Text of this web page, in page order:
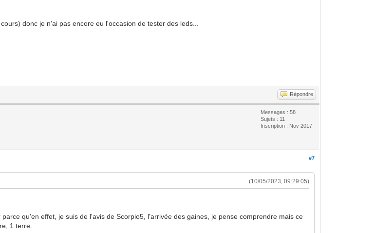
donc je n'ai pas encore eu l'occasion de tester des leds...
Répondre
Messages : 58
Sujets : 11
Inscription : Nov 2017
#7
(10/05/2023, 09:29:05)
qu'en effet, je suis de l'avis de Scorpio5, l'arrivée des gaines, je pense comprendre mais ce
1 terre.